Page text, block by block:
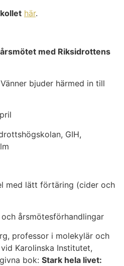
här.
med Riksidrottens
bjuder härmed in till
GIH,
med lätt förtäring (cider och
årsmötesförhandlingar
professor i molekylär och
Karolinska Institutet,
bok: Stark hela livet: